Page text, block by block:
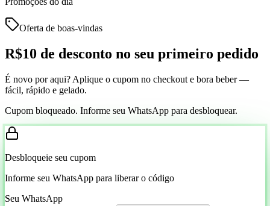
Oferta de boas-vindas
R$10 de desconto no seu primeiro pedido
É novo por aqui? Aplique o cupom no checkout e bora beber —
fácil, rápido e gelado.
Cupom bloqueado. Informe seu WhatsApp para desbloquear.
Desbloqueie seu cupom
Informe seu WhatsApp para liberar o código
Seu WhatsApp